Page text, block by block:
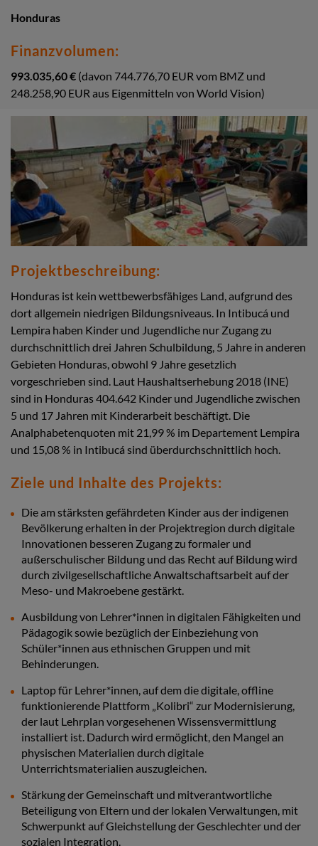
Honduras
Finanzvolumen:
993.035,60 € (davon 744.776,70 EUR vom BMZ und
248.258,90 EUR aus Eigenmitteln von World Vision)
Projektbeschreibung:
Honduras ist kein wettbewerbsfähiges Land, aufgrund des
dort allgemein niedrigen Bildungsniveaus. In Intibucá und
Lempira haben Kinder und Jugendliche nur Zugang zu
durchschnittlich drei Jahren Schulbildung, 5 Jahre in anderen
Gebieten Honduras, obwohl 9 Jahre gesetzlich
vorgeschrieben sind. Laut Haushaltserhebung 2018 (INE)
sind in Honduras 404.642 Kinder und Jugendliche zwischen
5 und 17 Jahren mit Kinderarbeit beschäftigt. Die
Analphabetenquoten mit 21,99 % im Departement Lempira
und 15,08 % in Intibucá sind überdurchschnittlich hoch.
Ziele und Inhalte des Projekts:
Die am stärksten gefährdeten Kinder aus der indigenen
Bevölkerung erhalten in der Projektregion durch digitale
Innovationen besseren Zugang zu formaler und
außerschulischer Bildung und das Recht auf Bildung wird
durch zivilgesellschaftliche Anwaltschaftsarbeit auf der
Meso- und Makroebene gestärkt.
Ausbildung von Lehrer*innen in digitalen Fähigkeiten und
Pädagogik sowie bezüglich der Einbeziehung von
Schüler*innen aus ethnischen Gruppen und mit
Behinderungen.
Laptop für Lehrer*innen, auf dem die digitale, offline
funktionierende Plattform „Kolibri“ zur Modernisierung,
der laut Lehrplan vorgesehenen Wissensvermittlung
installiert ist. Dadurch wird ermöglicht, den Mangel an
physischen Materialien durch digitale
Unterrichtsmaterialien auszugleichen.
Stärkung der Gemeinschaft und mitverantwortliche
Beteiligung von Eltern und der lokalen Verwaltungen, mit
Schwerpunkt auf Gleichstellung der Geschlechter und der
sozialen Integration.